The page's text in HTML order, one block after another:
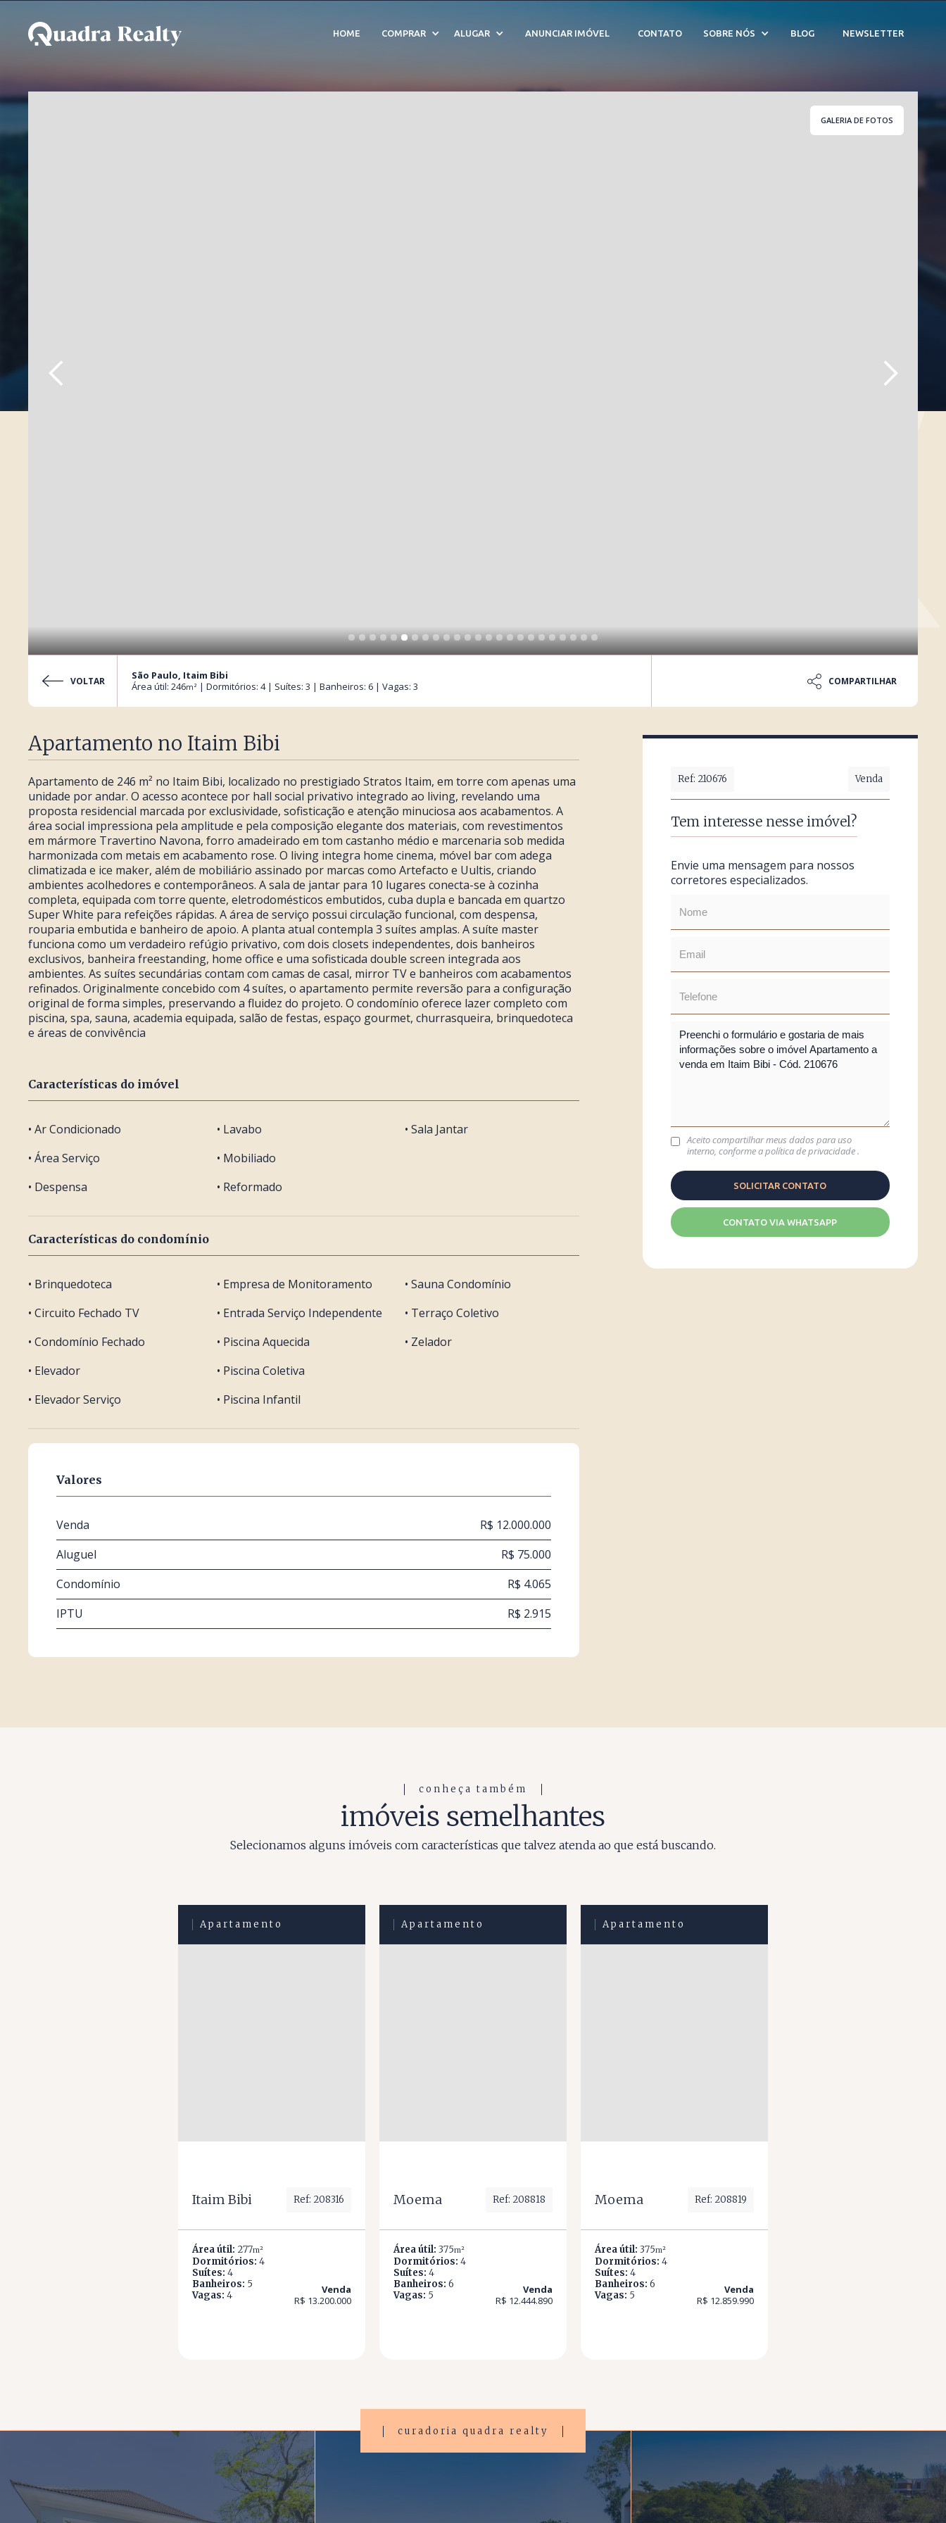
HOME COMPRAR ALUGAR ANUNCIAR IMÓVEL CONTATO SOBRE NÓS BLOG NEWSLETTER
Apartamento a venda em Itaim Bibi - Cód. 210676
GALERIA DE FOTOS
VOLTAR
São Paulo, Itaim Bibi
Área útil: 246m² | Dormitórios: 4 | Suítes: 3 | Banheiros: 6 | Vagas: 3 COMPARTILHAR
Apartamento no Itaim Bibi
Apartamento de 246 m² no Itaim Bibi, localizado no prestigiado Stratos Itaim, em torre com apenas uma
unidade por andar. O acesso acontece por hall social privativo integrado ao living, revelando uma
proposta residencial marcada por exclusividade, sofisticação e atenção minuciosa aos acabamentos. A
área social impressiona pela amplitude e pela composição elegante dos materiais, com revestimentos
em mármore Travertino Navona, forro amadeirado em tom castanho médio e marcenaria sob medida
harmonizada com metais em acabamento rose. O living integra home cinema, móvel bar com adega
climatizada e ice maker, além de mobiliário assinado por marcas como Artefacto e Uultis, criando
ambientes acolhedores e contemporâneos. A sala de jantar para 10 lugares conecta-se à cozinha
completa, equipada com torre quente, eletrodomésticos embutidos, cuba dupla e bancada em quartzo
Super White para refeições rápidas. A área de serviço possui circulação funcional, com despensa,
rouparia embutida e banheiro de apoio. A planta atual contempla 3 suítes amplas. A suíte master
funciona como um verdadeiro refúgio privativo, com dois closets independentes, dois banheiros
exclusivos, banheira freestanding, home office e uma sofisticada double screen integrada aos
ambientes. As suítes secundárias contam com camas de casal, mirror TV e banheiros com acabamentos
refinados. Originalmente concebido com 4 suítes, o apartamento permite reversão para a configuração
original de forma simples, preservando a fluidez do projeto. O condomínio oferece lazer completo com
piscina, spa, sauna, academia equipada, salão de festas, espaço gourmet, churrasqueira, brinquedoteca
e áreas de convivência
Características do imóvel
• Ar Condicionado
• Área Serviço
• Despensa
• Lavabo
• Mobiliado
• Reformado
• Sala Jantar
Características do condomínio
• Brinquedoteca
• Circuito Fechado TV
• Condomínio Fechado
• Elevador
• Elevador Serviço
• Empresa de Monitoramento
• Entrada Serviço Independente
• Piscina Aquecida
• Piscina Coletiva
• Piscina Infantil
• Sauna Condomínio
• Terraço Coletivo
• Zelador
Valores
Venda
R$ 12.000.000
Aluguel
R$ 75.000
Condomínio
R$ 4.065
IPTU
R$ 2.915
Ref: 210676 Venda
Tem interesse nesse imóvel?
Envie uma mensagem para nossos
corretores especializados.
Aceito compartilhar meus dados para uso
interno, conforme apolítica de privacidade.
CONTATO VIA WHATSAPP
conheça também
imóveis semelhantes
Selecionamos alguns imóveis com características que talvez atenda ao que está buscando.
Apartamento
Itaim Bibi Ref: 208316
Área útil: 277m²
Dormitórios: 4
Suítes: 4
Banheiros: 5
Vagas: 4
Venda
R$ 13.200.000
Apartamento
Moema Ref: 208818
Área útil: 375m²
Dormitórios: 4
Suítes: 4
Banheiros: 6
Vagas: 5
Venda
R$ 12.444.890
Apartamento
Moema Ref: 208819
Área útil: 375m²
Dormitórios: 4
Suítes: 4
Banheiros: 6
Vagas: 5
Venda
R$ 12.859.990
curadoria quadra realty